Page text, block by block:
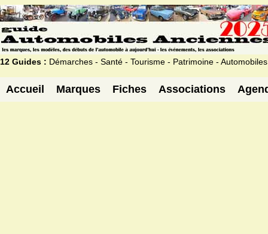
12 Guides : Démarches - Santé - Tourisme - Patrimoine - Automobiles
Accueil Marques Fiches Associations